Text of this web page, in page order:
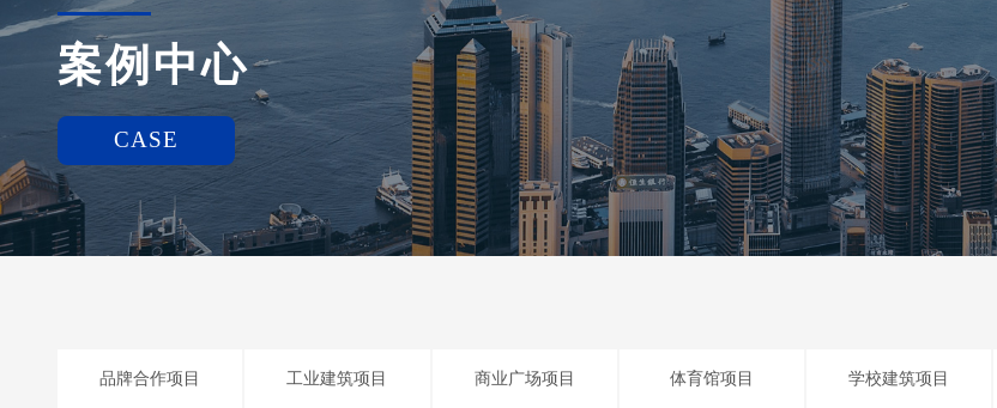
案例中心
CASE
品牌合作项目 工业建筑项目 商业广场项目 体育馆项目 学校建筑项目